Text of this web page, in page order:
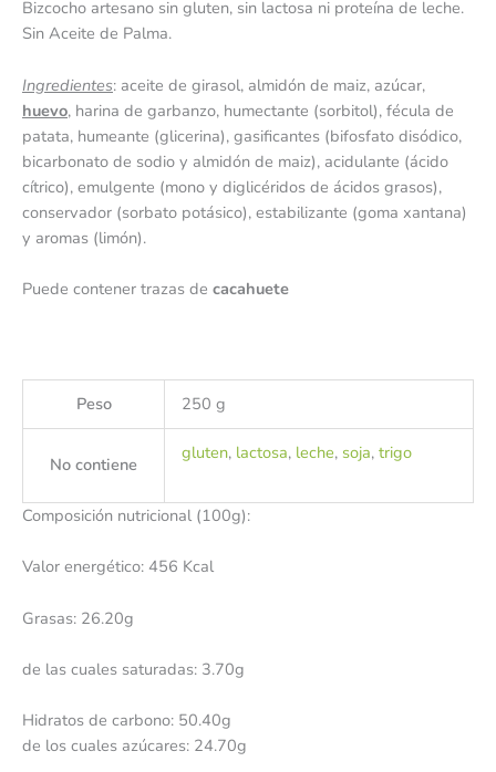
Bizcocho artesano sin gluten, sin lactosa ni proteína de leche.
Sin Aceite de Palma.
Ingredientes: aceite de girasol, almidón de maiz, azúcar,
huevo, harina de garbanzo, humectante (sorbitol), fécula de
patata, humeante (glicerina), gasificantes (bifosfato disódico,
bicarbonato de sodio y almidón de maiz), acidulante (ácido
cítrico), emulgente (mono y diglicéridos de ácidos grasos),
conservador (sorbato potásico), estabilizante (goma xantana)
y aromas (limón).
Puede contener trazas de cacahuete
Peso 250 g
No contiene
gluten, lactosa, leche, soja, trigo
Composición nutricional (100g):
Valor energético: 456 Kcal
Grasas: 26.20g
de las cuales saturadas: 3.70g
Hidratos de carbono: 50.40g
de los cuales azúcares: 24.70g